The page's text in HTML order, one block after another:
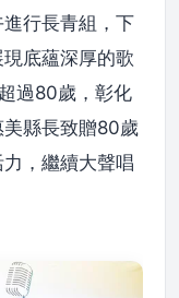
行長青組，下
底蘊深厚的歌
過80歲，彰化
縣長致贈80歲
，繼續大聲唱